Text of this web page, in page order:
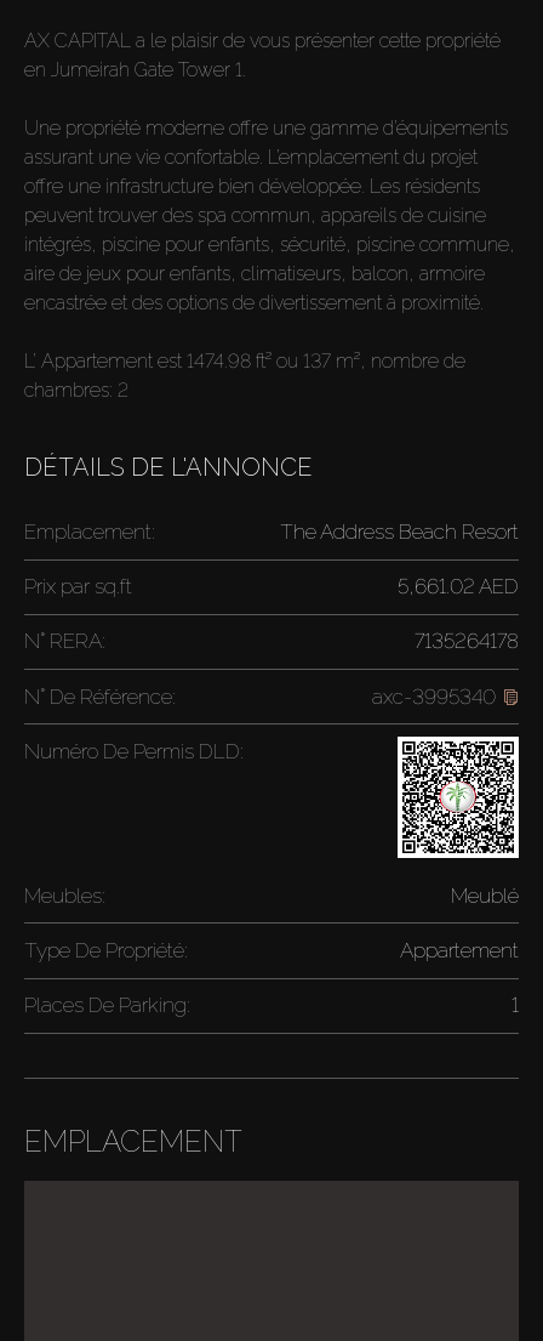
AX CAPITAL a le plaisir de vous présenter cette propriété
en Jumeirah Gate Tower 1.
Une propriété moderne offre une gamme d’équipements
assurant une vie confortable. L’emplacement du projet
offre une infrastructure bien développée. Les résidents
peuvent trouver des spa commun, appareils de cuisine
intégrés, piscine pour enfants, sécurité, piscine commune,
aire de jeux pour enfants, climatiseurs, balcon, armoire
encastrée et des options de divertissement à proximité.
L’ Appartement est 1474.98 ft² ou 137 m², nombre de
chambres: 2
DÉTAILS DE L'ANNONCE
Emplacement: The Address Beach Resort
Prix par sq.ft 5,661.02 AED
N° RERA: 7135264178
N° De Référence: axc-3995340
Numéro De Permis DLD:
Meubles: Meublé
Type De Propriété: Appartement
Places De Parking: 1
EMPLACEMENT